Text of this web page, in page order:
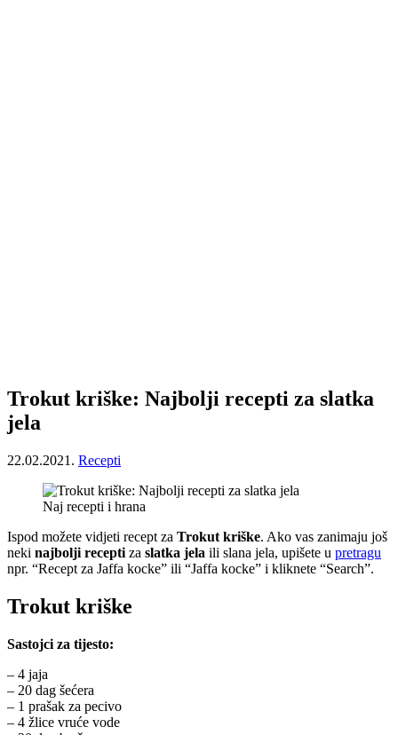
Trokut kriške: Najbolji recepti za slatka
jela
22.02.2021. Recepti
Naj recepti i hrana
Ispod možete vidjeti recept za Trokut kriške. Ako vas zanimaju još
neki najbolji recepti za slatka jela ili slana jela, upišete u pretragu
npr. “Recept za Jaffa kocke” ili “Jaffa kocke” i kliknete “Search”.
Trokut kriške
Sastojci za tijesto:
– 4 jaja
– 20 dag šećera
– 1 prašak za pecivo
– 4 žlice vruće vode